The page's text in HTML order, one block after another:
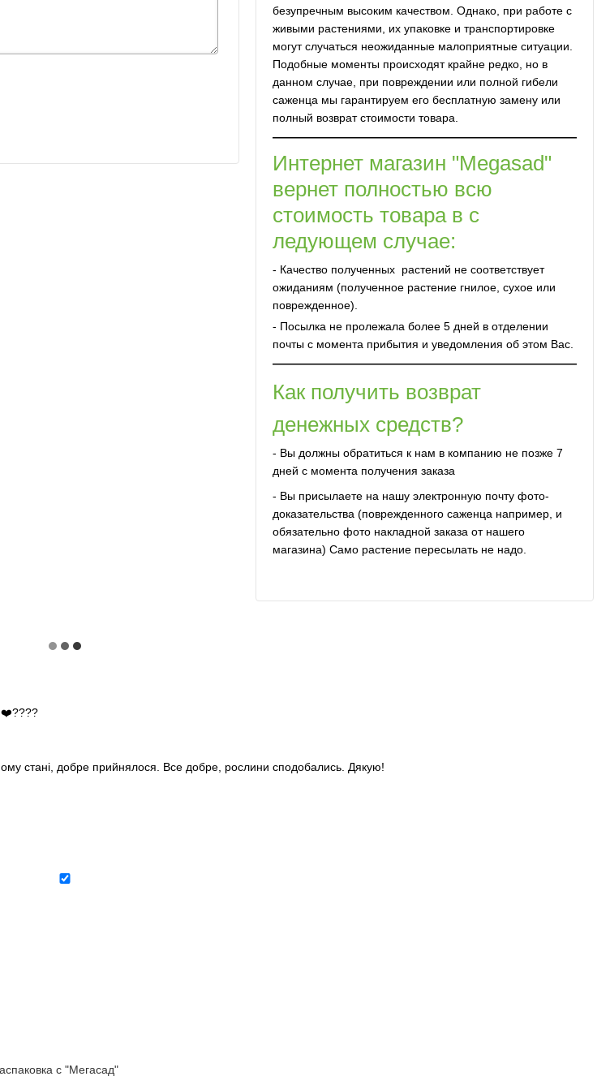
безупречным высоким качеством. Однако, при работе с
живыми растениями, их упаковке и транспортировке
могут случаться неожиданные малоприятные ситуации.
Подобные моменты происходят крайне редко, но в
данном случае, при повреждении или полной гибели
саженца мы гарантируем его бесплатную замену или
полный возврат стоимости товара.
Интернет магазин "Megasad"
вернет полностью всю
стоимость товара в с
ледующем случае:
- Качество полученных растений не соответствует
ожиданиям (полученное растение гнилое, сухое или
поврежденное).
- Посылка не пролежала более 5 дней в отделении
почты с момента прибытия и уведомления об этом Вас.
Как получить возврат
денежных средств?
- Вы должны обратиться к нам в компанию не позже 7
дней с момента получения заказа
- Вы присылаете на нашу электронную почту фото-
доказательства (поврежденного саженца например, и
обязательно фото накладной заказа от нашего
магазина) Само растение пересылать не надо.
❤️????
стані, добре прийнялося. Все добре, рослини сподобались. Дякую!
с "Мегасад"